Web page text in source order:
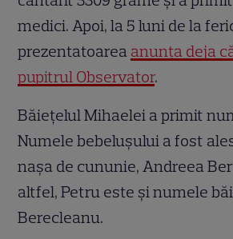
medici. Apoi, la 5 luni de la
prezentatoarea anunța deja
pupitrul Observator.
Băiețelul Mihaelei a primit
Numele bebeluşului a fost
naşa de cununie, Andreea
altfel, Petru este şi numele
Berecleanu.